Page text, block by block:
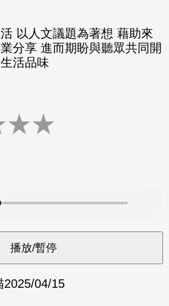
以人文議題為著想 藉助來
分享 進而期盼與聽眾共同開
活品味
★★
2025/04/15